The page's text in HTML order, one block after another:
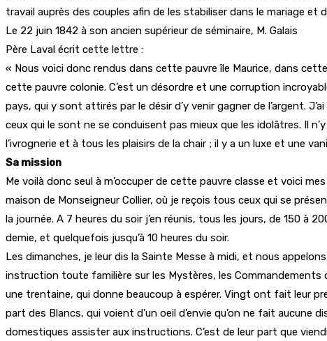
travail auprès des couples afin de les stabiliser dans le mariage et
Le 22 juin 1842 à son ancien supérieur de séminaire, M. Galais
Père Laval écrit cette lettre :
« Nous voici donc rendus dans cette pauvre île Maurice, dans
cette pauvre colonie. C’est un désordre et une corruption
pays, qui y sont attirés par le désir d’y venir gagner de l’argent.
ceux qui le sont ne se conduisent pas mieux que les idolâtres. Il
l’ivrognerie et à tous les plaisirs de la chair ; il y a un luxe et une
Sa mission
Me voilà donc seul à m’occuper de cette pauvre classe et voici
maison de Monseigneur Collier, où je reçois tous ceux qui se
la journée. A 7 heures du soir j’en réunis, tous les jours, de 150 à
demie, et quelquefois jusqu’à 10 heures du soir.
Les dimanches, je leur dis la Sainte Messe à midi, et nous
instruction toute familière sur les Mystères, les Commandements
une trentaine, qui donne beaucoup à espérer. Vingt ont fait leur
part des Blancs, qui voient d’un oeil d’envie qu’on ne fait
domestiques assister aux instructions. C’est de leur part que